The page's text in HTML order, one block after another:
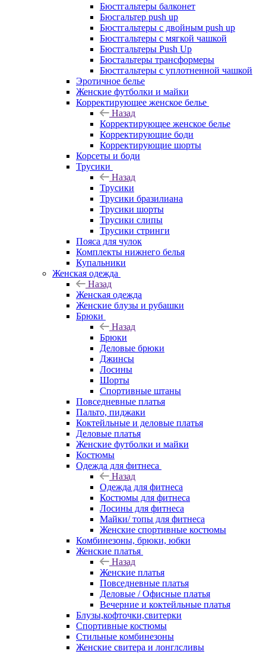
Бюстгальтеры балконет
Бюсгальтер push up
Бюстгальтеры с двойным push up
Бюстгальтеры с мягкой чашкой
Бюстгальтеры Push Up
Бюстальтеры трансформеры
Бюстгальтеры с уплотненной чашкой
Эротичное белье
Женские футболки и майки
Корректирующее женское белье
Назад
Корректирующее женское белье
Корректирующие боди
Корректирующие шорты
Корсеты и боди
Трусики
Назад
Трусики
Трусики бразилиана
Трусики шорты
Трусики слипы
Трусики стринги
Пояса для чулок
Комплекты нижнего белья
Купальники
Женская одежда
Назад
Женская одежда
Женские блузы и рубашки
Брюки
Назад
Брюки
Деловые брюки
Джинсы
Лосины
Шорты
Спортивные штаны
Повседневные платья
Пальто, пиджаки
Коктейльные и деловые платья
Деловые платья
Женские футболки и майки
Костюмы
Одежда для фитнеса
Назад
Одежда для фитнеса
Костюмы для фитнеса
Лосины для фитнеса
Майки/ топы для фитнеса
Женские спортивные костюмы
Комбинезоны, брюки, юбки
Женские платья
Назад
Женские платья
Повседневные платья
Деловые / Офисные платья
Вечерние и коктейльные платья
Блузы,кофточки,свитерки
Спортивные костюмы
Стильные комбинезоны
Женские свитера и лонглсливы